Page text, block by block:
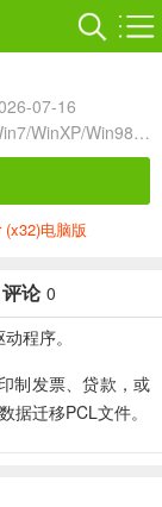
07-16
系统：Win7/WinXP/Win98/Win8/Win10兼容软件
(x32)电脑版
评论 0
程序。
制发票、贷款，或
据迁移PCL文件。